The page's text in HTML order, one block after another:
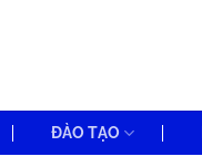
ĐÀO TẠO